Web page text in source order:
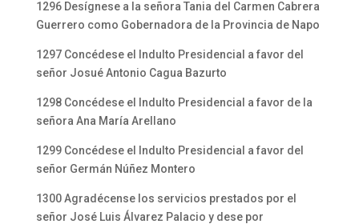
1296 Desígnese a la señora Tania del Carmen Cabrera
Guerrero como Gobernadora de la Provincia de Napo
1297 Concédese el Indulto Presidencial a favor del
señor Josué Antonio Cagua Bazurto
1298 Concédese el Indulto Presidencial a favor de la
señora Ana María Arellano
1299 Concédese el Indulto Presidencial a favor del
señor Germán Núñez Montero
1300 Agradécense los servicios prestados por el
señor José Luis Álvarez Palacio y dese por